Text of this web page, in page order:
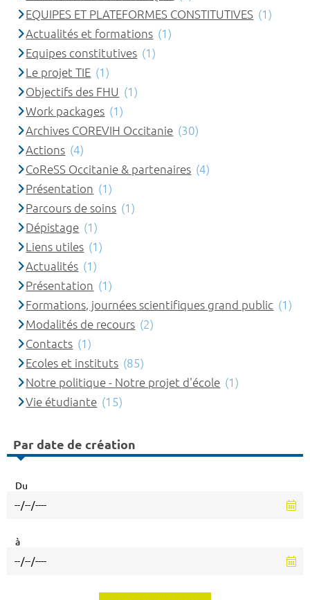
EQUIPES ET PLATEFORMES CONSTITUTIVES (1)
Actualités et formations (1)
Equipes constitutives (1)
Le projet TIE (1)
Objectifs des FHU (1)
Work packages (1)
Archives COREVIH Occitanie (30)
Actions (4)
CoReSS Occitanie & partenaires (4)
Présentation (1)
Parcours de soins (1)
Dépistage (1)
Liens utiles (1)
Actualités (1)
Présentation (1)
Formations, journées scientifiques grand public (1)
Modalités de recours (2)
Contacts (1)
Ecoles et instituts (85)
Notre politique - Notre projet d'école (1)
Vie étudiante (15)
Par date de création
Du
à